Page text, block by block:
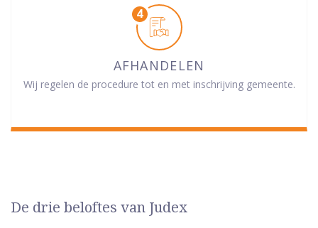
AFHANDELEN
Wij regelen de procedure tot en met inschrijving gemeente.
De drie beloftes van Judex